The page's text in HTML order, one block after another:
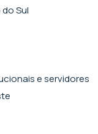
Sul
e servidores